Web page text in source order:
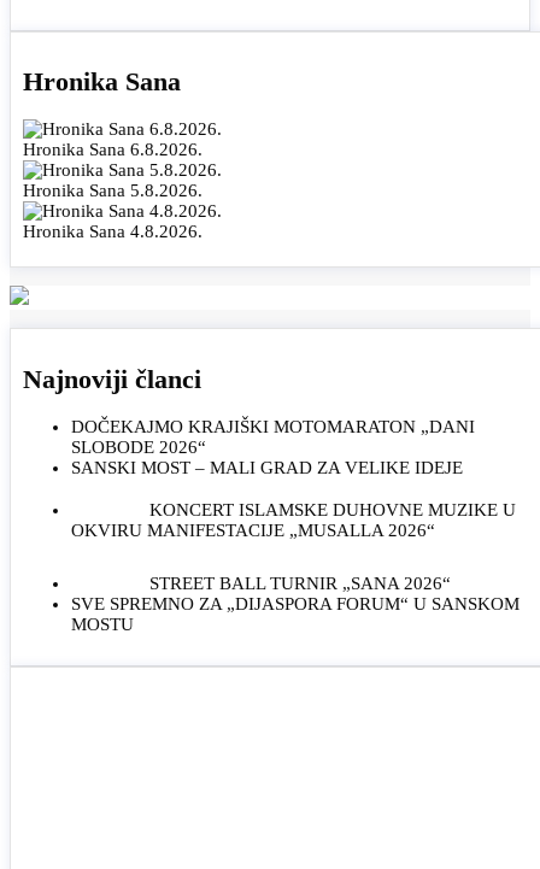
Hronika Sana
Hronika Sana 6.8.2026.
Hronika Sana 5.8.2026.
Hronika Sana 4.8.2026.
Najnoviji članci
DOČEKAJMO KRAJIŠKI MOTOMARATON „DANI
SLOBODE 2026“
SANSKI MOST – MALI GRAD ZA VELIKE IDEJE
KONCERT ISLAMSKE DUHOVNE MUZIKE U
OKVIRU MANIFESTACIJE „MUSALLA 2026“
STREET BALL TURNIR „SANA 2026“
SVE SPREMNO ZA „DIJASPORA FORUM“ U SANSKOM
MOSTU